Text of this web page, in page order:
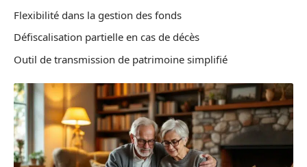
Flexibilité dans la gestion des fonds
Défiscalisation partielle en cas de décès
Outil de transmission de patrimoine simplifié